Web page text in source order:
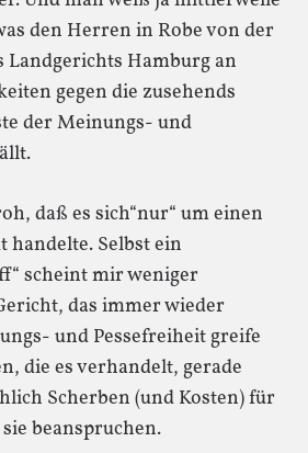
den Herren in Robe von der
Landgerichts Hamburg an
gegen die zusehends
der Meinungs- und
daß es sich“nur“ um einen
handelte. Selbst ein
scheint mir weniger
das immer wieder
und Pessefreiheit greife
die es verhandelt, gerade
Scherben (und Kosten) für
beanspruchen.